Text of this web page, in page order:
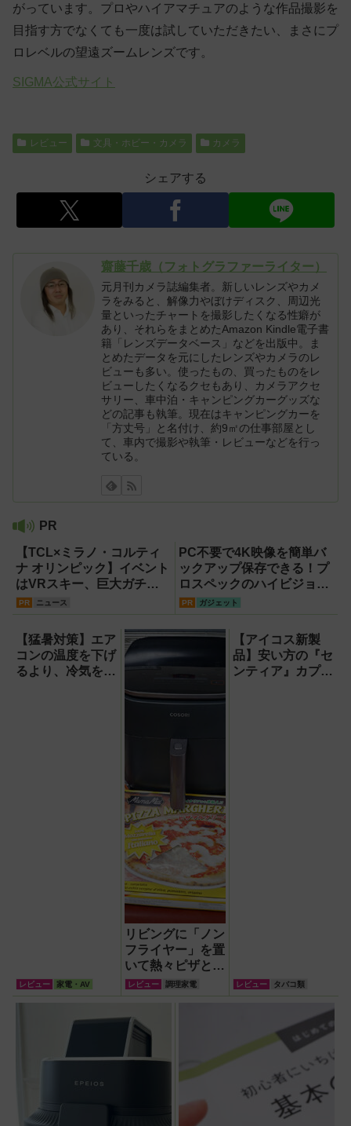
がっています。プロやハイアマチュアのような作品撮影を
目指す方でなくても一度は試していただきたい、まさにプ
ロレベルの望遠ズームレンズです。
SIGMA公式サイト
レビュー 文具・ホビー・カメラ カメラ
シェアする
齋藤千歳（フォトグラファーライター）
元月刊カメラ誌編集者。新しいレンズやカメ
ラをみると、解像力やぼけディスク、周辺光
量といったチャートを撮影したくなる性癖が
あり、それらをまとめたAmazon Kindle電子書
籍「レンズデータベース」などを出版中。ま
とめたデータを元にしたレンズやカメラのレ
ビューも多い。使ったもの、買ったものをレ
ビューしたくなるクセもあり、カメラアクセ
サリー、車中泊・キャンピングカーグッズな
どの記事も執筆。現在はキャンピングカーを
「方丈号」と名付け、約9㎡の仕事部屋とし
て、車内で撮影や執筆・レビューなどを行っ
ている。
PR
【TCL×ミラノ・コルティ
ナ オリンピック】イベント
はVRスキー、巨大ガチャ
などのイマーシブ体験が目
PR ニュース
PC不要で4K映像を簡単バ
ックアップ保存できる！プ
ロスペックのハイビジョン
レコーダー『HVE705-
PR ガジェット
【猛暑対策】エア
コンの温度を下げ
るより、冷気を部
レビュー 家電・AV
リビングに「ノン
フライヤー」を置
いて熱々ピザとフ
ィッシュ＆チップ
ス三昧！
レビュー 調理家電
【アイコス新製
品】安い方の『セ
ンティア』カプセ
レビュー タバコ類